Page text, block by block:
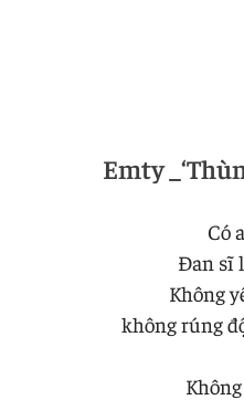
Emty
Có
Đan sĩ
Không
không rúng